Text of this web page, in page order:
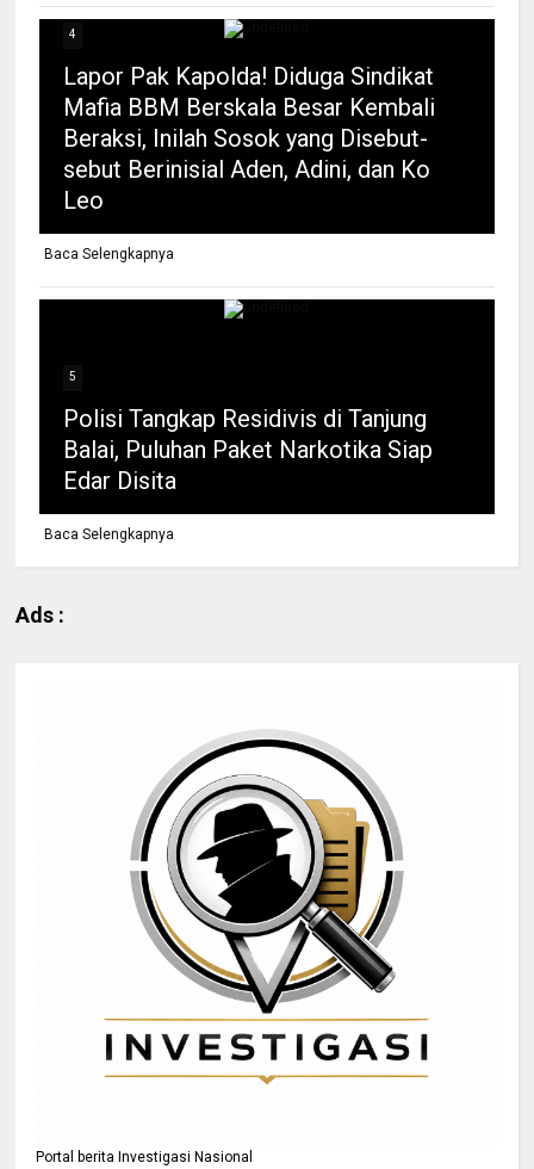
4
Lapor Pak Kapolda! Diduga Sindikat
Mafia BBM Berskala Besar Kembali
Beraksi, Inilah Sosok yang Disebut-
sebut Berinisial Aden, Adini, dan Ko
Leo
Baca Selengkapnya
5
Polisi Tangkap Residivis di Tanjung
Balai, Puluhan Paket Narkotika Siap
Edar Disita
Baca Selengkapnya
Ads :
Portal berita Investigasi Nasional